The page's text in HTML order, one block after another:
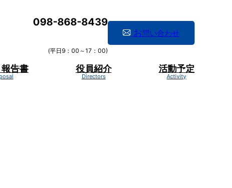
098-868-8439
(平日9：00～17：00)
お問い合わせ
告書 役員紹介 活動予定